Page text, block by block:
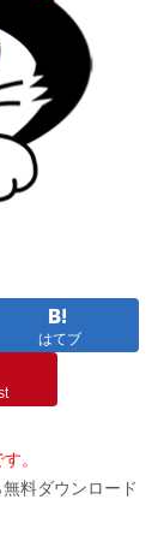
はてブ
。
料ダウンロード